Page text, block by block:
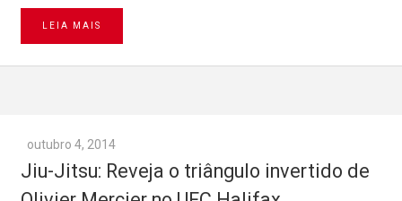
LEIA MAIS
outubro 4, 2014
Jiu-Jitsu: Reveja o triângulo invertido de